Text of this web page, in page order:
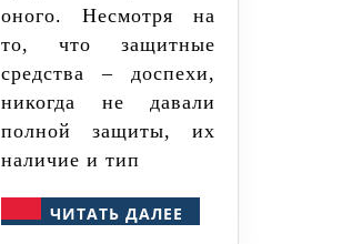
оного. Несмотря на
то, что защитные
средства – доспехи,
никогда не давали
полной защиты, их
наличие и тип
ЧИТАТЬ ДАЛЕЕ
ДАЛЕЕ